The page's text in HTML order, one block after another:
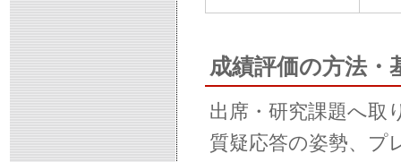
成績評価の方法・
出席・研究課題へ取
質疑応答の姿勢、プ